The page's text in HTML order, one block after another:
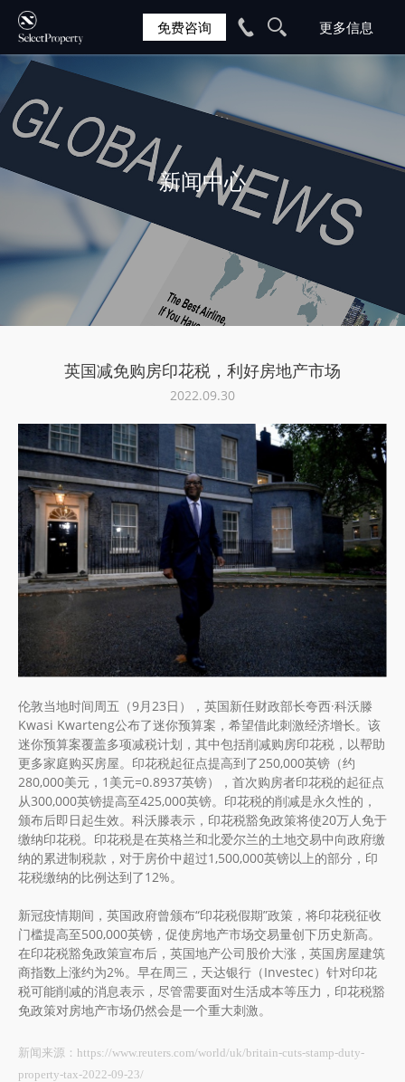
免费咨询
新闻中心
英国减免购房印花税，利好房地产市场
2022.09.30
伦敦当地时间周五（9月23日），英国新任财政部长夸西·科沃滕
Kwasi Kwarteng公布了迷你预算案，希望借此刺激经济增长。该
迷你预算案覆盖多项减税计划，其中包括削减购房印花税，以帮助
更多家庭购买房屋。印花税起征点提高到了250,000英镑（约
280,000美元，1美元=0.8937英镑），首次购房者印花税的起征点
从300,000英镑提高至425,000英镑。印花税的削减是永久性的，
颁布后即日起生效。科沃滕表示，印花税豁免政策将使20万人免于
缴纳印花税。印花税是在英格兰和北爱尔兰的土地交易中向政府缴
纳的累进制税款，对于房价中超过1,500,000英镑以上的部分，印
花税缴纳的比例达到了12%。
新冠疫情期间，英国政府曾颁布“印花税假期”政策，将印花税征收
门槛提高至500,000英镑，促使房地产市场交易量创下历史新高。
在印花税豁免政策宣布后，英国地产公司股价大涨，英国房屋建筑
商指数上涨约为2%。早在周三，天达银行（Investec）针对印花
税可能削减的消息表示，尽管需要面对生活成本等压力，印花税豁
免政策对房地产市场仍然会是一个重大刺激。
新闻来源：https://www.reuters.com/world/uk/britain-cuts-stamp-duty-
property-tax-2022-09-23/